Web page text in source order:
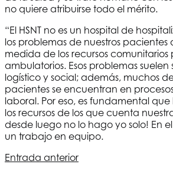
no quiere atribuirse todo el mérito.
“El HSNT no es un hospital de
los problemas de nuestros
medida de los recursos
ambulatorios. Esos problemas
logístico y social; además, muchos
pacientes se encuentran en
laboral. Por eso, es fundamental
los recursos de los que cuenta
desde luego no lo hago yo solo! En el
un trabajo en equipo.
Entrada anterior